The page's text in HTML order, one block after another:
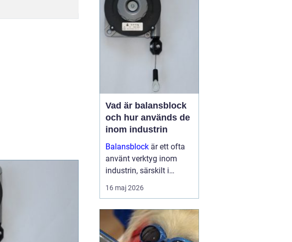
tagit...
Vad är balansblock
och hur används de
inom industrin
Balansblock är ett ofta
använt verktyg inom
industrin, särskilt i
verkstads- och
produktionsmiljöer, där
effektivisera
arbetsfl&oum...
16 maj 2026